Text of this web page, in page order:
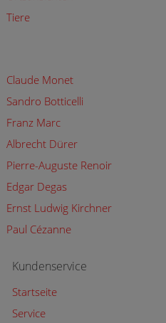
Tiere
Claude Monet
Sandro Botticelli
Franz Marc
Albrecht Dürer
Pierre-Auguste Renoir
Edgar Degas
Ernst Ludwig Kirchner
Paul Cézanne
Kundenservice
Startseite
Service